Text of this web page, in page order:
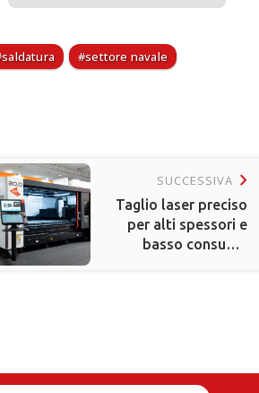
saldatura settore navale
SUCCESSIVA keyboard_arrow_right
Taglio laser preciso
per alti spessori e
basso consumo